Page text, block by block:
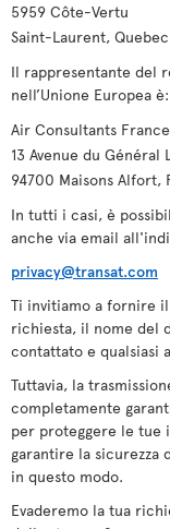
5959 Côte-Vertu
Saint-Laurent,
Il rappresentante del
nell’Unione Europea è:
Air Consultants France
13 Avenue du Général
94700 Maisons Alfort,
In tutti i casi, è
anche via email
privacy@transat.com
Ti invitiamo a fornire
richiesta, il nome del
contattato e qualsiasi
Tuttavia, la
completamente
per proteggere le tue
garantire la sicurezza
in questo modo.
Evaderemo la tua